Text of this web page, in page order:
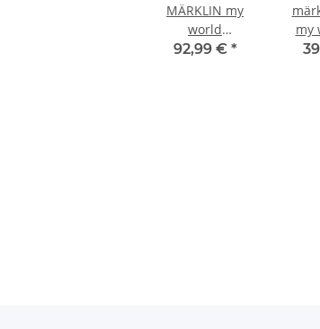
MÄRKLIN my
world
Startpackung
92,99 € *
my